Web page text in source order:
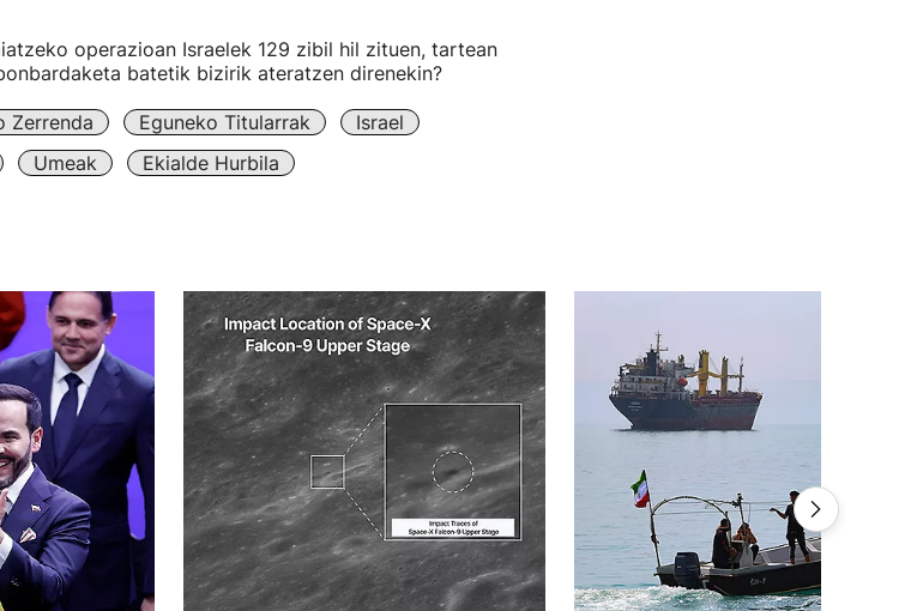
operazioan Israelek 129 zibil hil zituen, tartean
batetik bizirik ateratzen direnekin?
Zerrenda Eguneko Titularrak
Israel
Umeak Ekialde Hurbila